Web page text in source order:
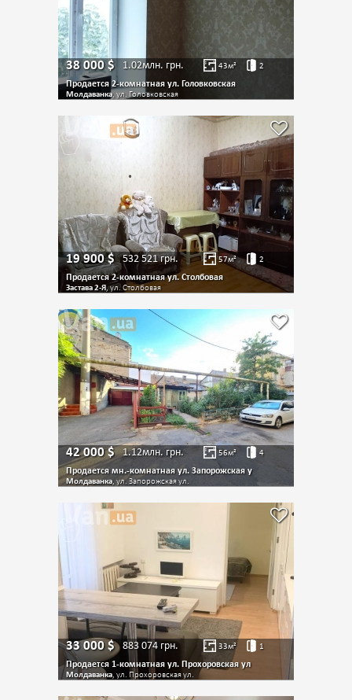
38 000$ 1.02млн. грн. 43м² 2
Продается 2-комнатная ул. Головковская
Молдаванка, ул. Головковская
19 900$ 532 521грн. 57м² 2
Продается 2-комнатная ул. Столбовая
Застава 2-Я, ул. Столбовая
42 000$ 1.12млн. грн. 56м² 4
Продается мн.-комнатная ул. Запорожская у
Молдаванка, ул. Запорожская ул.
33 000$ 883 074 грн. 33м² 1
Продается 1-комнатная ул. Прохоровская ул
Молдаванка, ул. Прохоровская ул.